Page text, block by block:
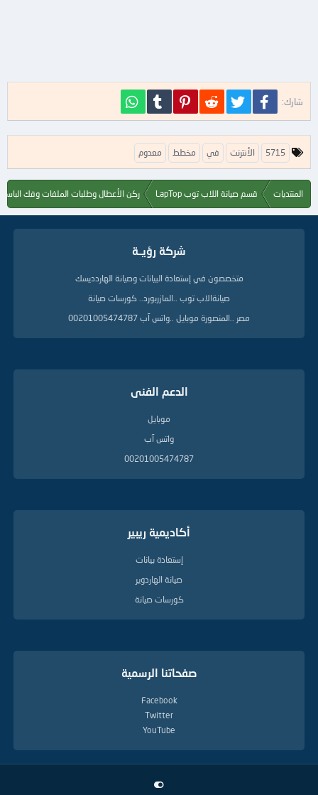
شارك: فيسبوك تويتر Reddit
Pinterest
Tumblr
ا
ل
م
ا
5715 الأنترنت في مخطط معدوم
المنتديات قسم صيانة اللاب توب LapTop ركن الأعطال وطلبات الملفات وفك
شركة رؤيــة
متخصصون في إستعادة البيانات وصيانة الهاردديسك
صيانةالاب توب ..المازربورد.. كورسات صيانة
مصر ..المنصورة موبايل ..واتس آب 00201005474787
الدعم الفنى
موبايل
واتس آب
00201005474787
أكاديمية ريبير
إستعادة بيانات
صيانة الهاردوير
كورسات صيانة
صفحاتنا الرسمية
Facebook
Twitter
YouTube